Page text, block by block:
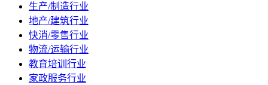
生产/制造行业
地产/建筑行业
快消/零售行业
物流/运输行业
教育培训行业
家政服务行业